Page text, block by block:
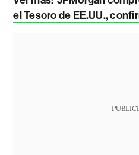
el Tesoro de EE.UU.,